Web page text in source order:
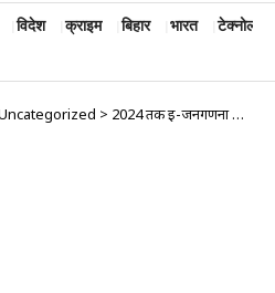
विदेश क्राइम बिहार भारत टेक्नोलॉजी
> 2024 तक ई-जनगणना हो जायेगी पूरी: अमित शाह